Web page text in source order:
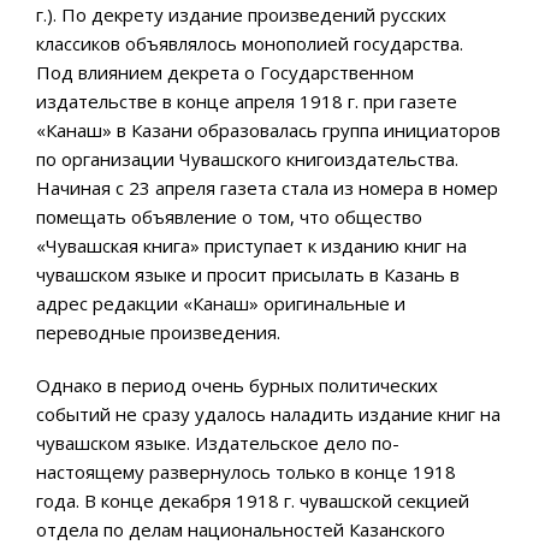
г.). По декрету издание произведений русских
классиков объявлялось монополией государства.
Под влиянием декрета о Государственном
издательстве в конце апреля 1918 г. при газете
«Канаш» в Казани образовалась группа инициаторов
по организации Чувашского книгоиздательства.
Начиная с 23 апреля газета стала из номера в номер
помещать объявление о том, что общество
«Чувашская книга» приступает к изданию книг на
чувашском языке и просит присылать в Казань в
адрес редакции «Канаш» оригинальные и
переводные произведения.
Однако в период очень бурных политических
событий не сразу удалось наладить издание книг на
чувашском языке. Издательское дело по-
настоящему развернулось только в конце 1918
года. В конце декабря 1918 г. чувашской секцией
отдела по делам национальностей Казанского